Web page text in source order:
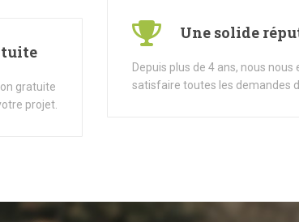
gratuite
projet.
Une solide
Depuis plus de 4 ans, nous
satisfaire toutes les demandes